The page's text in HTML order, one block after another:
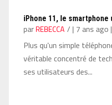
iPhone 11, le smartphone
parREBECCA | 7 ans ago |
Plus qu'un simple
véritable concentré de
ses utilisateurs des...